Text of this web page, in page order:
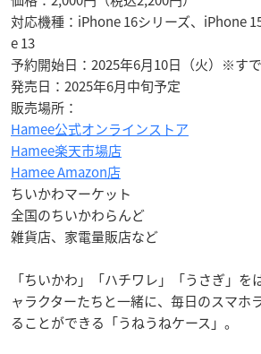
対応機種：iPhone 16シリーズ、iPhone
e 13
予約開始日：2025年6月10日（火）※す
発売日：2025年6月中旬予定
販売場所：
Hamee公式オンラインストア
Hamee楽天市場店
Hamee Amazon店
ちいかわマーケット
全国のちいかわらんど
雑貨店、家電量販店など
「ちいかわ」「ハチワレ」「うさぎ」を
ャラクターたちと一緒に、毎日のスマホ
ることができる「うねうねケース」。